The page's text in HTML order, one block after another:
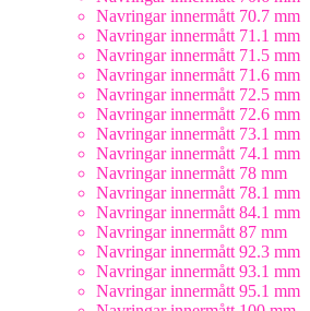
Navringar innermått 70.7 mm
Navringar innermått 71.1 mm
Navringar innermått 71.5 mm
Navringar innermått 71.6 mm
Navringar innermått 72.5 mm
Navringar innermått 72.6 mm
Navringar innermått 73.1 mm
Navringar innermått 74.1 mm
Navringar innermått 78 mm
Navringar innermått 78.1 mm
Navringar innermått 84.1 mm
Navringar innermått 87 mm
Navringar innermått 92.3 mm
Navringar innermått 93.1 mm
Navringar innermått 95.1 mm